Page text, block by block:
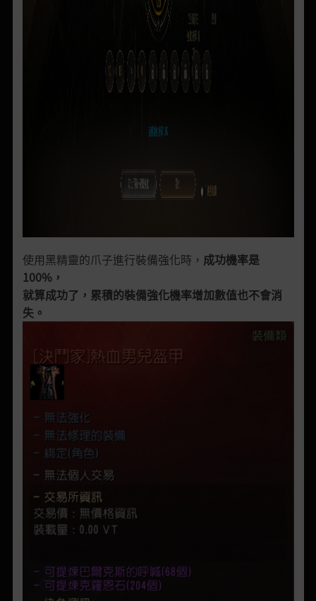
使用黑精靈的爪子進行裝備強化時， 成功機率是
100%，
就算成功了，累積的裝備強化機率增加數值也不會消
失。